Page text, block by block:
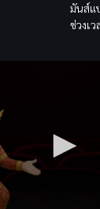
มันส์แ
ช่วงเ